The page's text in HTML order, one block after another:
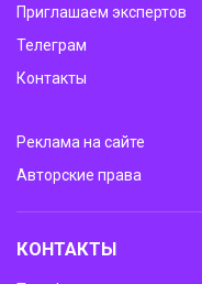
Приглашаем экспертов
Телеграм
Контакты
Реклама на сайте
Авторские права
КОНТАКТЫ